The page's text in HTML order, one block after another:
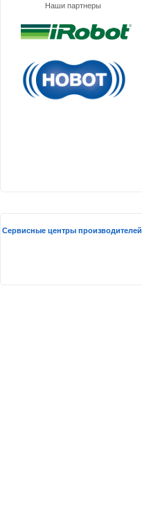
Наши партнеры
Сервисные центры производителей